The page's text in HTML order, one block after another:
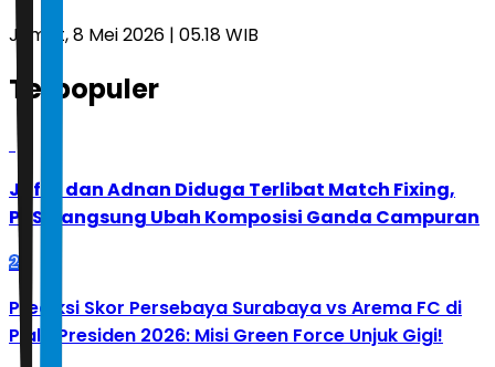
Jumat, 8 Mei 2026 | 05.18 WIB
Terpopuler
Jafar dan Adnan Diduga Terlibat Match Fixing,
PBSI Langsung Ubah Komposisi Ganda Campuran
2
Prediksi Skor Persebaya Surabaya vs Arema FC di
Piala Presiden 2026: Misi Green Force Unjuk Gigi!